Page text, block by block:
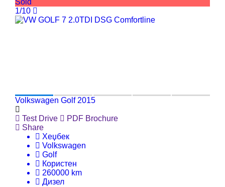
Sold
1/10
Volkswagen Golf 2015
Test Drive
PDF Brochure
Share
Хеџбек
Volkswagen
Golf
Користен
260000 km
Дизел